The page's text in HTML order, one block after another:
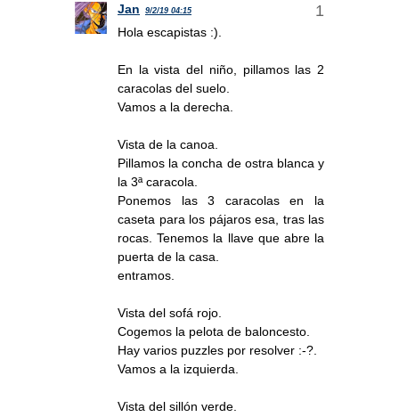
Jan 9/2/19 04:15
Hola escapistas :).
En la vista del niño, pillamos las 2
caracolas del suelo.
Vamos a la derecha.
Vista de la canoa.
Pillamos la concha de ostra blanca y
la 3ª caracola.
Ponemos las 3 caracolas en la
caseta para los pájaros esa, tras las
rocas. Tenemos la llave que abre la
puerta de la casa.
entramos.
Vista del sofá rojo.
Cogemos la pelota de baloncesto.
Hay varios puzzles por resolver :-?.
Vamos a la izquierda.
Vista del sillón verde.